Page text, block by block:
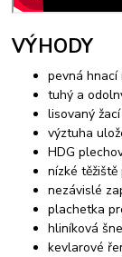
VÝHODY
pevná hnací
tuhý a
lisovaný
výztuha
HDG
nízké
nezávislé
plachetka
hliníková
kevlarové